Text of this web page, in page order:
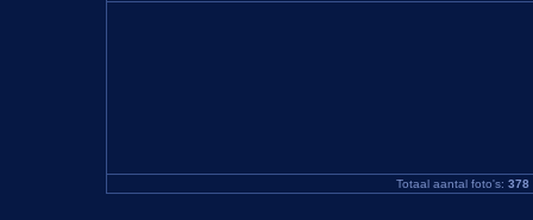
Totaal aantal foto's: 378